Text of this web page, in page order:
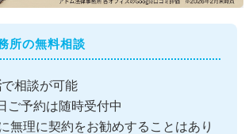
所の無料相談
で相談が可能
ご予約は随時受付中
無理に契約をお勧めすることはあり